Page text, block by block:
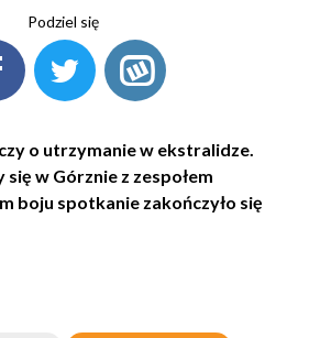
Podziel się
o utrzymanie w ekstralidze.
w Górznie z zespołem
boju spotkanie zakończyło się